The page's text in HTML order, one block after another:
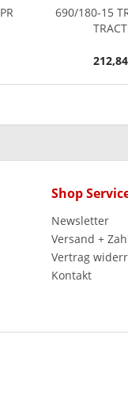
690/180-15
Shop
Newsletter
Versand +
Vertrag
Kontakt